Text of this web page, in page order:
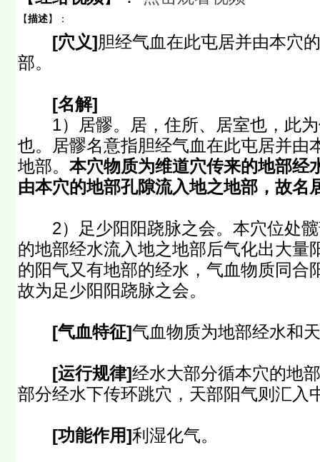
【描述】：
[穴义]胆经气血在此屯居并由本穴
部。
[名解]
1）居髎。居，住所、居室也，此为
也。居髎名意指胆经气血在此屯居并由
地部。 本穴物质为维道穴传来的地部经
由本穴的地部孔隙流入地之地部，故名
2）足少阳阳跷脉之会。本穴位处髋
的地部经水流入地之地部后气化出大量
的阳气又有地部的经水，气血物质同合
故为足少阳阳跷脉之会。
[气血特征]气血物质为地部经水和
[运行规律]经水大部分循本穴的地
部分经水下传环跳穴，天部阳气则汇入
[功能作用]利湿化气。